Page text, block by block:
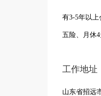
有3-5年以
五险、月休
工作地址
山东省招远